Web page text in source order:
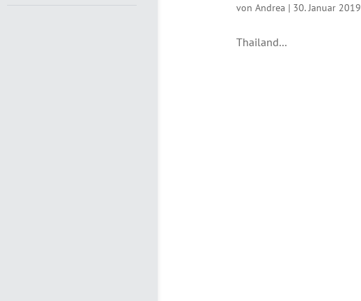
von Andrea | 30. Januar 2019
Thailand...